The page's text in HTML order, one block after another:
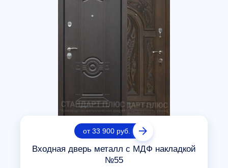
от 33 900 руб.
Входная дверь металл с МДФ накладкой
№55